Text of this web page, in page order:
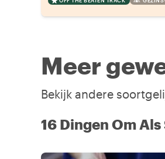
Meer
Bekijk andere
16 Dingen Om